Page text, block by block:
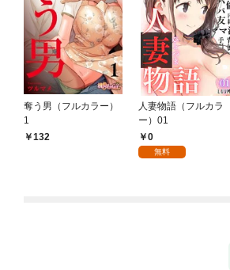
奪う男（フルカラー）
1
132
人妻物語（フルカラ
ー）01
0
無料